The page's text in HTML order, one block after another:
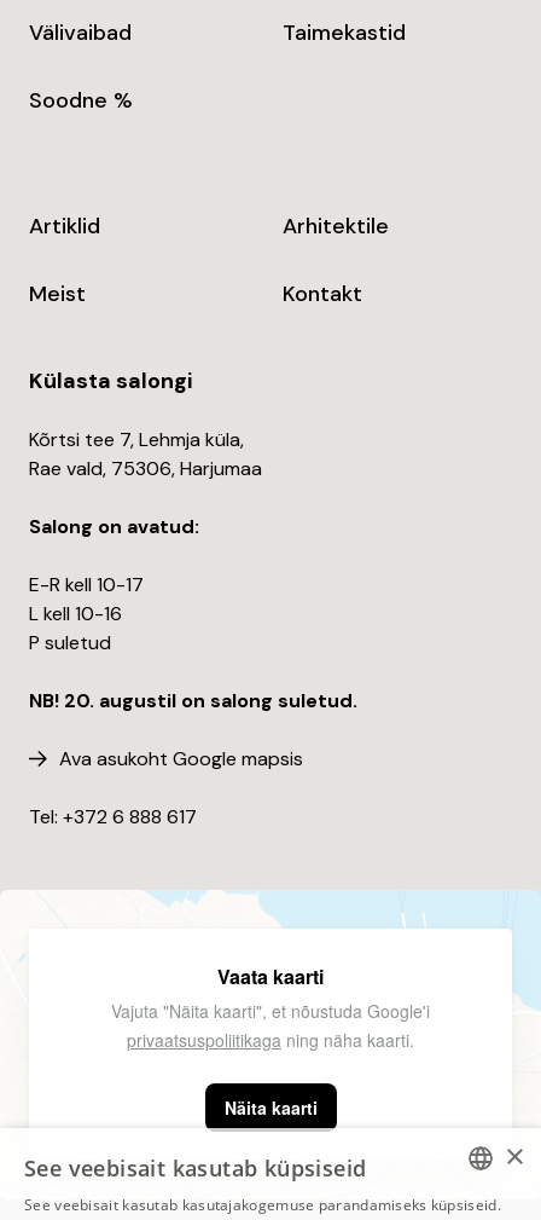
Välivaibad Taimekastid
Soodne %
Artiklid Arhitektile
Meist Kontakt
Külasta salongi
Kõrtsi tee 7, Lehmja küla,
Rae vald, 75306, Harjumaa
Salong on avatud:
E-R kell 10-17
L kell 10-16
P suletud
NB! 20. augustil on salong suletud.
Ava asukoht Google mapsis
Tel: +372 6 888 617
Vaata kaarti
Vajuta "Näita kaarti", et nõustuda Google'i
privaatsuspoliitikaga ning näha kaarti.
Näita kaarti
×
See veebisait kasutab küpsiseid
See veebisait kasutab kasutajakogemuse parandamiseks küpsiseid.